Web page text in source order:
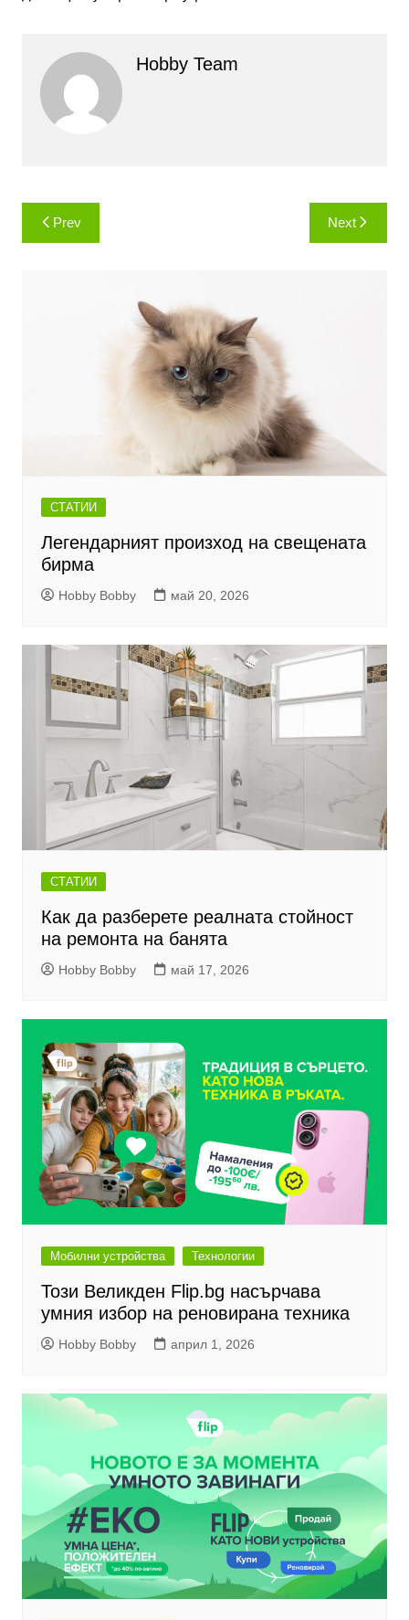
Hobby Team
Навигация
Prev Next
СТАТИИ
Легендарният произход на свещената
бирма
Hobby Bobby май 20, 2026
СТАТИИ
Как да разберете реалната стойност
на ремонта на банята
Hobby Bobby май 17, 2026
Мобилни устройства Технологии
Този Великден Flip.bg насърчава
умния избор на реновирана техника
Hobby Bobby април 1, 2026